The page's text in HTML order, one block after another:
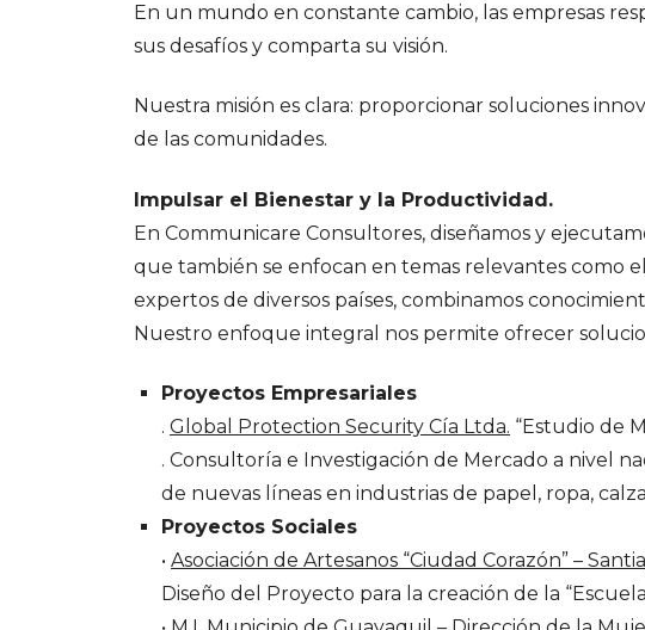
En un mundo en constante cambio, las empresas
sus desafíos y comparta su visión.
Nuestra misión es clara: proporcionar soluciones
de las comunidades.
Impulsar el Bienestar y la Productividad.
En Communicare Consultores, diseñamos y
que también se enfocan en temas relevantes como
expertos de diversos países, combinamos
Nuestro enfoque integral nos permite ofrecer
Proyectos Empresariales
.Global Protection Security Cía Ltda. “Estudio de
. Consultoría e Investigación de Mercado a nivel
de nuevas líneas en industrias de papel, ropa,
Proyectos Sociales
•Asociación de Artesanos “Ciudad Corazón” –
Diseño del Proyecto para la creación de la